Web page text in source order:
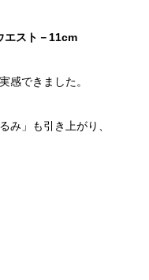
エスト－11cm
感できました。
み」も引き上がり、